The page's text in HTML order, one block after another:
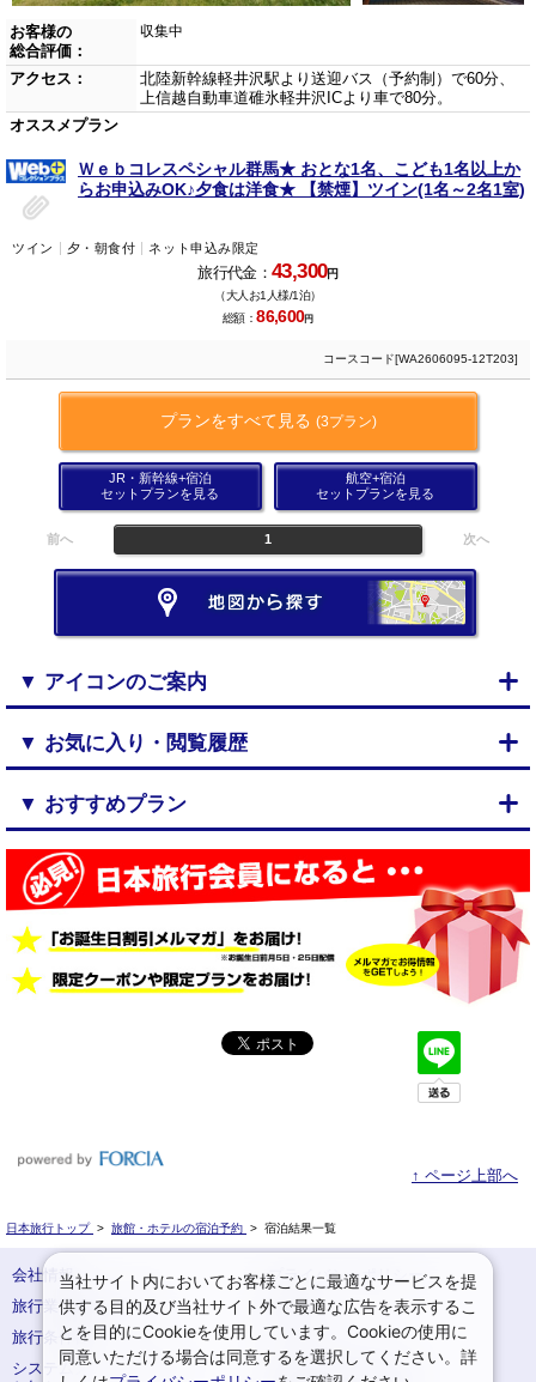
お客様の
総合評価：
収集中
アクセス：
北陸新幹線軽井沢駅より送迎バス（予約制）で60分、
上信越自動車道碓氷軽井沢ICより車で80分。
オススメプラン
Ｗｅｂコレスペシャル群馬★ おとな1名、こども1名以上か
らお申込みOK♪夕食は洋食★ 【禁煙】ツイン(1名～2名1室)
ツイン 夕・朝食付 ネット申込み限定
旅行代金：43,300円
（大人お1人様/1泊）
総額：86,600円
コースコード[WA2606095-12T203]
プランをすべて見る (3プラン)
JR・新幹線+宿泊
セットプランを見る
航空+宿泊
セットプランを見る
前へ 1 次へ
▼ アイコンのご案内
▼ お気に入り・閲覧履歴
▼ おすすめプラン
↑ ページ上部へ
日本旅行トップ > 旅館・ホテルの宿泊予約 > 宿泊結果一覧
会社情報
プライバシーポリシー
旅行業登録票・約款
規約集
旅行条件書
サイトマップ
システムメンテナンスの
お申込みまでの手順
当社サイト内においてお客様ごとに最適なサービスを提
供する目的及び当社サイト外で最適な広告を表示するこ
とを目的にCookieを使用しています。Cookieの使用に
同意いただける場合は同意するを選択してください。詳